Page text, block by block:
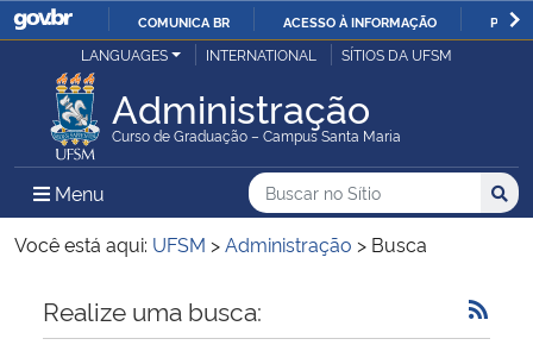
IR
O
COMUNICA BR ACESSO À INFORMAÇÃO
Ministério da Justiça e Segurança Pública
Ministério da Defesa
Ministério das Relações Exteriores
Ministério da Economia
LANGUAGES INTERNATIONAL SÍTIOS DA UFSM
Administração
Curso de Graduação – Campus Santa Maria
Menu Menu Principal do Sítio
Busca
Buscar no no Sítio
Busca:
Você está aqui: UFSM >Administração > Busca
Início do conteúdo
Realize uma busca: